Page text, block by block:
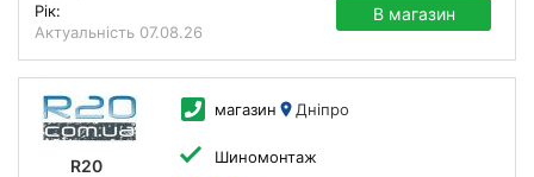
Рік:
Актуальність 07.08.26
В магазин
R20
магазин Дніпро
Шиномонтаж